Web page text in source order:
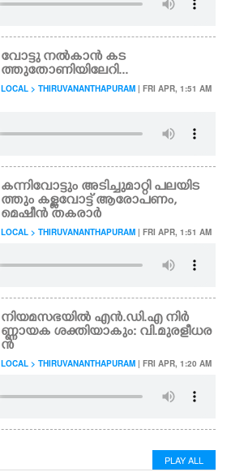
വോട്ടു നൽകാൻ കട
ത്തുതോണിയിലേറി...
LOCAL > THIRUVANANTHAPURAM | FRI APR, 1:51 AM
കന്നിവോട്ടും അടിച്ചുമാറ്റി പലയിട
ത്തും കള്ളവോട്ട് ആരോപണം,
മെഷീൻ തകരാർ
LOCAL > THIRUVANANTHAPURAM | FRI APR, 1:51 AM
നിയമസഭയിൽ എൻ.ഡി.എ നിർ
ണ്ണായക ശക്തിയാകും: വി.മുരളീധര
ൻ
LOCAL > THIRUVANANTHAPURAM | FRI APR, 1:20 AM
PLAY ALL